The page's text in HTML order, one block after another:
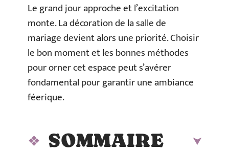
Le grand jour approche et l’excitation
monte. La décoration de la salle de
mariage devient alors une priorité. Choisir
le bon moment et les bonnes méthodes
pour orner cet espace peut s’avérer
fondamental pour garantir une ambiance
féerique.
SOMMAIRE